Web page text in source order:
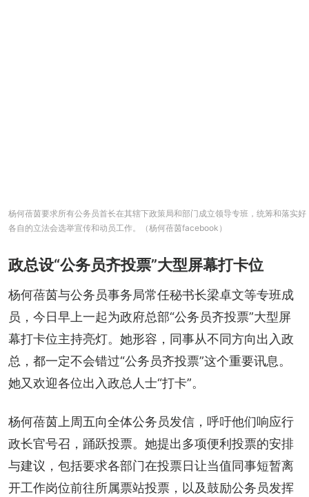
杨何蓓茵要求所有公务员首长在其辖下政策局和部门成立领导专班，统筹和落实好
各自的立法会选举宣传和动员工作。（杨何蓓茵facebook）
政总设“公务员齐投票”大型屏幕打卡位
杨何蓓茵与公务员事务局常任秘书长梁卓文等专班成
员，今日早上一起为政府总部“公务员齐投票”大型屏
幕打卡位主持亮灯。她形容，同事从不同方向出入政
总，都一定不会错过“公务员齐投票”这个重要讯息。
她又欢迎各位出入政总人士“打卡”。
杨何蓓茵上周五向全体公务员发信，呼吁他们响应行
政长官号召，踊跃投票。她提出多项便利投票的安排
与建议，包括要求各部门在投票日让当值同事短暂离
开工作岗位前往所属票站投票，以及鼓励公务员发挥